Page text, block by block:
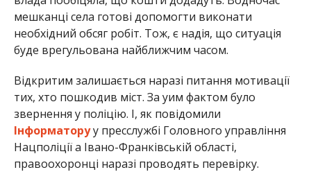
мешканці села готові допомогти виконати
необхідний обсяг робіт. Тож, є надія, що ситуація
буде врегульована найближчим часом.
Відкритим залишається наразі питання мотивації
тих, хто пошкодив міст. За уим фактом було
звернення у поліцію. І, як повідомили
Інформаторуу пресслужбі Головного управління
Нацполіції а Івано-Франківській області,
правоохоронці наразі проводять перевірку.